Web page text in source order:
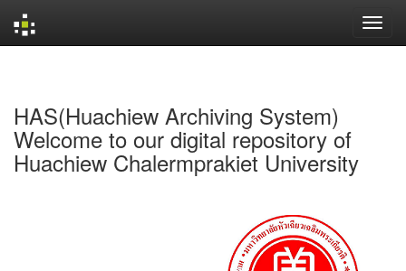
HAS(Huachiew Archiving System)
Welcome to our digital repository of
Huachiew Chalermprakiet University